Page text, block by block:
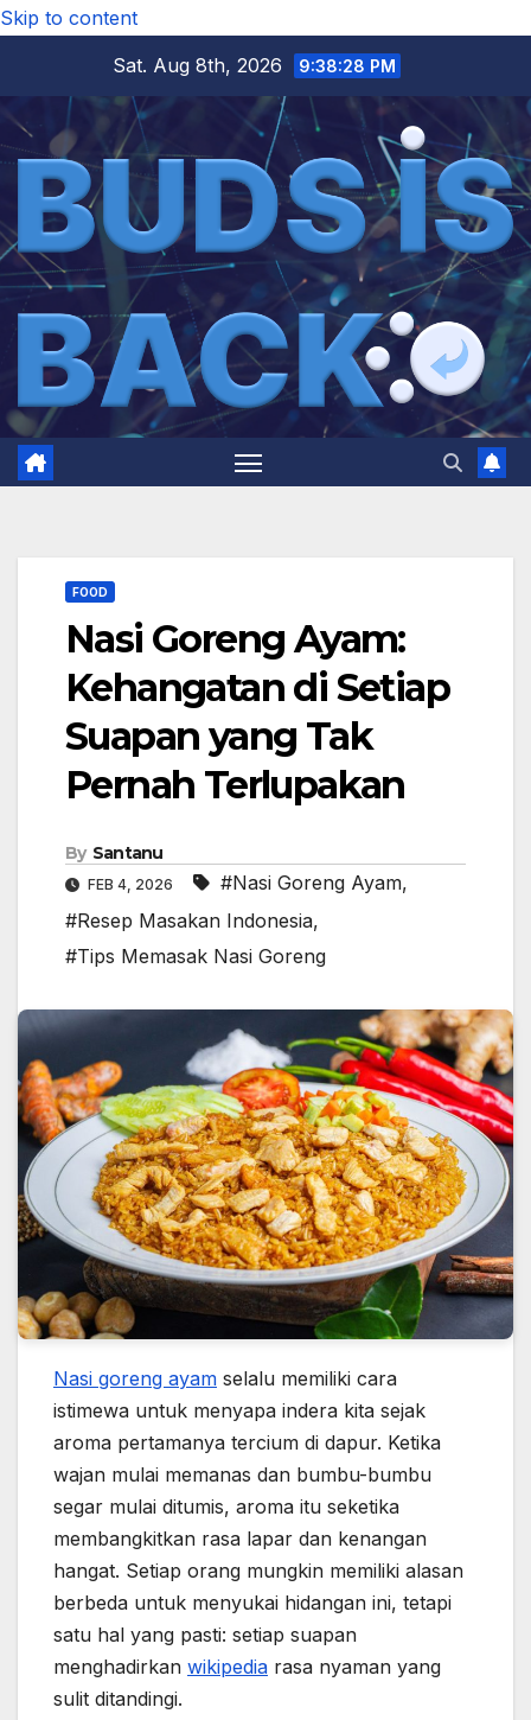
Skip to content
Sat. Aug 8th, 2026
9:38:29 PM
FOOD
Nasi Goreng Ayam:
Kehangatan di Setiap
Suapan yang Tak
Pernah Terlupakan
By Santanu
FEB 4, 2026 #Nasi Goreng Ayam,
#Resep Masakan Indonesia,
#Tips Memasak Nasi Goreng
Nasi goreng ayam selalu memiliki cara
istimewa untuk menyapa indera kita sejak
aroma pertamanya tercium di dapur. Ketika
wajan mulai memanas dan bumbu-bumbu
segar mulai ditumis, aroma itu seketika
membangkitkan rasa lapar dan kenangan
hangat. Setiap orang mungkin memiliki alasan
berbeda untuk menyukai hidangan ini, tetapi
satu hal yang pasti: setiap suapan
menghadirkan wikipedia rasa nyaman yang
sulit ditandingi.